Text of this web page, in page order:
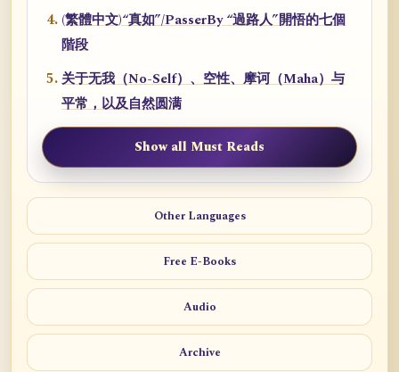
(繁體中文)“真如”/PasserBy “過路人”開悟的七個
階段
关于无我（No-Self）、空性、摩诃（Maha）与
平常，以及自然圆满
Show all Must Reads
Other Languages
Free E-Books
Audio
Archive